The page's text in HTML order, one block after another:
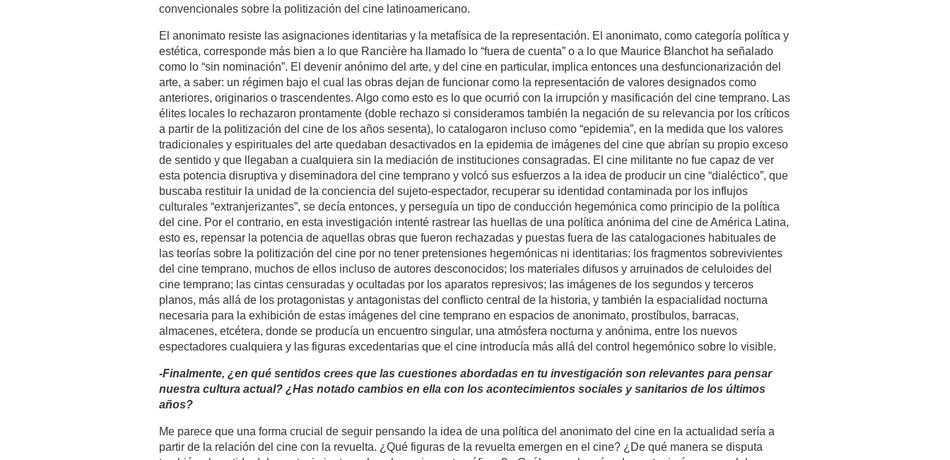
convencionales sobre la politización del cine latinoamericano.
El anonimato resiste las asignaciones identitarias y la metafísica de la representación. El anonimato, como categoría política y
estética, corresponde más bien a lo que Rancière ha llamado lo “fuera de cuenta” o a lo que Maurice Blanchot ha señalado
como lo “sin nominación”. El devenir anónimo del arte, y del cine en particular, implica entonces una desfuncionarización del
arte, a saber: un régimen bajo el cual las obras dejan de funcionar como la representación de valores designados como
anteriores, originarios o trascendentes. Algo como esto es lo que ocurrió con la irrupción y masificación del cine temprano. Las
élites locales lo rechazaron prontamente (doble rechazo si consideramos también la negación de su relevancia por los críticos
a partir de la politización del cine de los años sesenta), lo catalogaron incluso como “epidemia”, en la medida que los valores
tradicionales y espirituales del arte quedaban desactivados en la epidemia de imágenes del cine que abrían su propio exceso
de sentido y que llegaban a cualquiera sin la mediación de instituciones consagradas. El cine militante no fue capaz de ver
esta potencia disruptiva y diseminadora del cine temprano y volcó sus esfuerzos a la idea de producir un cine “dialéctico”, que
buscaba restituir la unidad de la conciencia del sujeto-espectador, recuperar su identidad contaminada por los influjos
culturales “extranjerizantes”, se decía entonces, y perseguía un tipo de conducción hegemónica como principio de la política
del cine. Por el contrario, en esta investigación intenté rastrear las huellas de una política anónima del cine de América Latina,
esto es, repensar la potencia de aquellas obras que fueron rechazadas y puestas fuera de las catalogaciones habituales de
las teorías sobre la politización del cine por no tener pretensiones hegemónicas ni identitarias: los fragmentos sobrevivientes
del cine temprano, muchos de ellos incluso de autores desconocidos; los materiales difusos y arruinados de celuloides del
cine temprano; las cintas censuradas y ocultadas por los aparatos represivos; las imágenes de los segundos y terceros
planos, más allá de los protagonistas y antagonistas del conflicto central de la historia, y también la espacialidad nocturna
necesaria para la exhibición de estas imágenes del cine temprano en espacios de anonimato, prostíbulos, barracas,
almacenes, etcétera, donde se producía un encuentro singular, una atmósfera nocturna y anónima, entre los nuevos
espectadores cualquiera y las figuras excedentarias que el cine introducía más allá del control hegemónico sobre lo visible.
-Finalmente, ¿en qué sentidos crees que las cuestiones abordadas en tu investigación son relevantes para pensar
nuestra cultura actual? ¿Has notado cambios en ella con los acontecimientos sociales y sanitarios de los últimos
años?
Me parece que una forma crucial de seguir pensando la idea de una política del anonimato del cine en la actualidad sería a
partir de la relación del cine con la revuelta. ¿Qué figuras de la revuelta emergen en el cine? ¿De qué manera se disputa